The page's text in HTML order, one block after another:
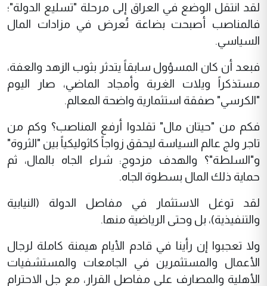
لقد انتقل الوضع في العراق إلى مرحلة "تسليع الدولة"؛
فالمناصب أصبحت بضاعة تُعرض في مزادات المال
السياسي.
فبعد أن كان المسؤول سابقاً يتدثر بثوب الزهد والعفة،
مستذكراً ويلات الغربة وأمجاد الماضي، صار اليوم
"الكرسي" صفقة استثمارية واضحة المعالم.
فكم من "حيتان مال" تقلدوا أرفع المناصب؟ وكم من
تاجر ولج عالم السياسة ليحقق زواجاً كاثوليكياً بين "الثروة"
و"السلطة"؟ والهدف مزدوج: شراء الجاه بالمال، ثم
حماية ذلك المال بسطوة الجاه.
لقد توغل الاستثمار في مفاصل الدولة (النيابية
والتنفيذية)، بل وحتى الرياضية منها.
ولا تعجبوا إن رأينا في قادم الأيام هيمنة كاملة لرجال
الأعمال والمستثمرين في الجامعات والمستشفيات
الأهلية والمصارف على مفاصل القرار، مع جل الاحترام